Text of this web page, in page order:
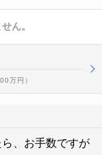
ん。
万円）
、お手数ですが